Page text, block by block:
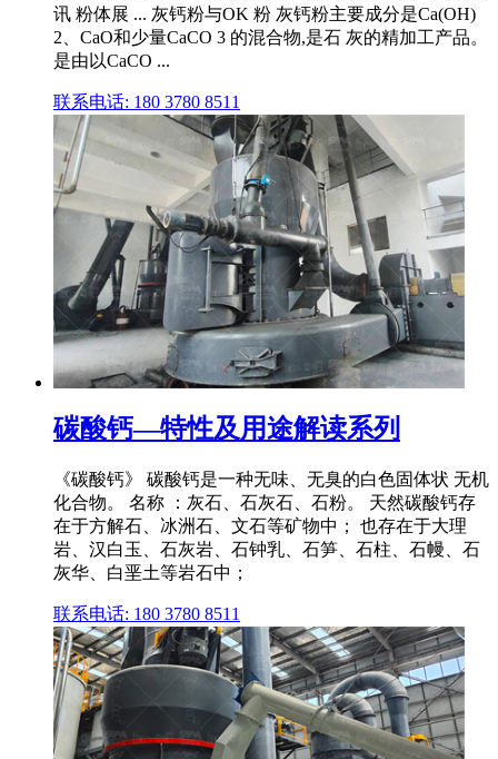
讯 粉体展 ... 灰钙粉与OK 粉 灰钙粉主要成分是Ca(OH)
2、CaO和少量CaCO 3 的混合物,是石 灰的精加工产品。
是由以CaCO ...
联系电话: 180 3780 8511
碳酸钙—特性及用途解读系列
《碳酸钙》 碳酸钙是一种无味、无臭的白色固体状 无机
化合物。 名称 ：灰石、石灰石、石粉。 天然碳酸钙存
在于方解石、冰洲石、文石等矿物中； 也存在于大理
岩、汉白玉、石灰岩、石钟乳、石笋、石柱、石幔、石
灰华、白垩土等岩石中；
联系电话: 180 3780 8511